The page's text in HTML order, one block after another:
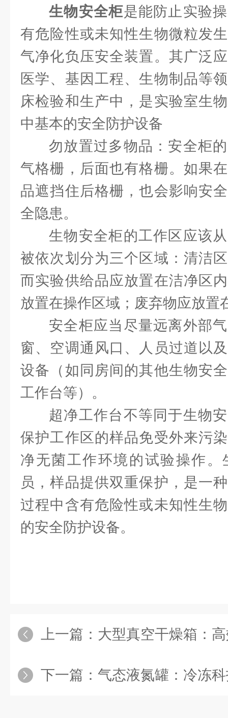
生物安全柜是能防止实验
有危险性或未知性生物微粒发
气净化负压安全装置。其广泛
医学、基因工程、生物制品等
床检验和生产中，是实验室生
中基本的安全防护设备
勿放置过多物品：安全柜
气格栅，后面也有格栅。如果
品遮挡住后格栅，也会影响安
全隐患。
生物安全柜的工作区应该
被依次划分为三个区域：清洁
而实验供给品应放置在洁净区
放置在操作区域；废弃物应放置
安全柜应当尽量远离外部
窗、空调通风口、人员过道以
设备（如同房间的其他生物安
工作台等）。
超净工作台不等同于生物
保护工作区的样品免受外来污
净无菌工作环境的试验操作
员，样品提供双重保护，是一
过程中含有危险性或未知性生
的安全防护设备。
上一篇： 大型真空干燥箱：高效
下一篇： 气态液氮罐：冷冻